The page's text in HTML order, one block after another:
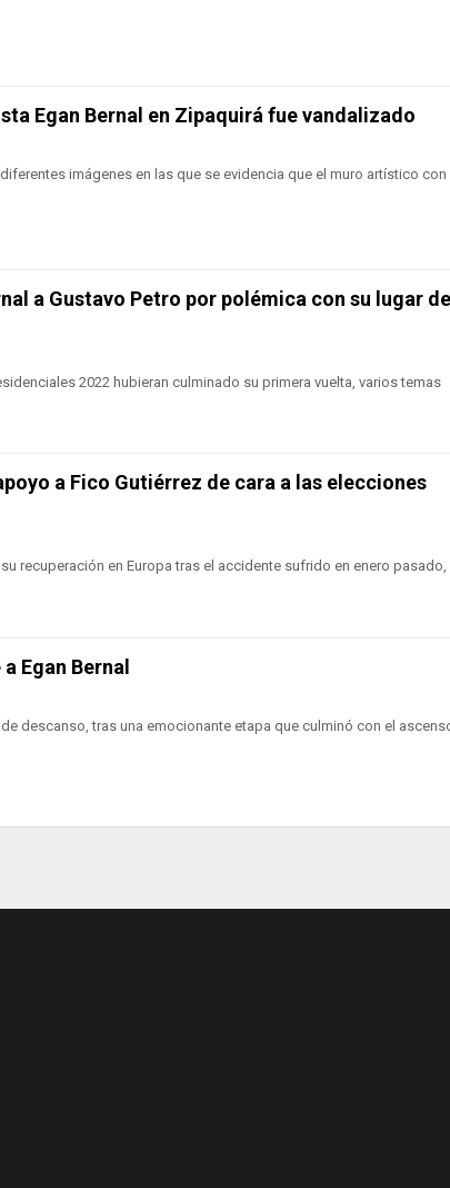
Egan Bernal en Zipaquirá fue vandalizado
imágenes en las que se evidencia que el muro artístico con
a Gustavo Petro por polémica con su lugar de
2022 hubieran culminado su primera vuelta, varios temas
a Fico Gutiérrez de cara a las elecciones
recuperación en Europa tras el accidente sufrido en enero
Egan Bernal
descanso, tras una emocionante etapa que culminó con el